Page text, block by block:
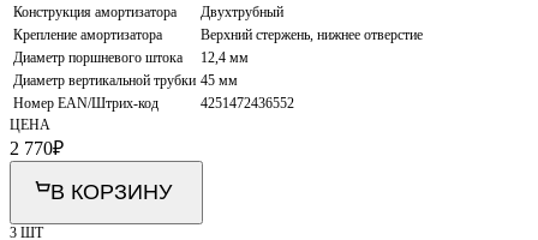
Конструкция амортизатора
Двухтрубный
Крепление амортизатора
Верхний стержень, нижнее отверстие
Диаметр поршневого штока
12,4 мм
Диаметр вертикальной трубки 45 мм
Номер EAN/Штрих-код
4251472436552
ЦЕНА
2 770₽
В КОРЗИНУ
3 ШТ